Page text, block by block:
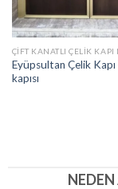
Eyüpsultan Çelik Kapı
kapısı